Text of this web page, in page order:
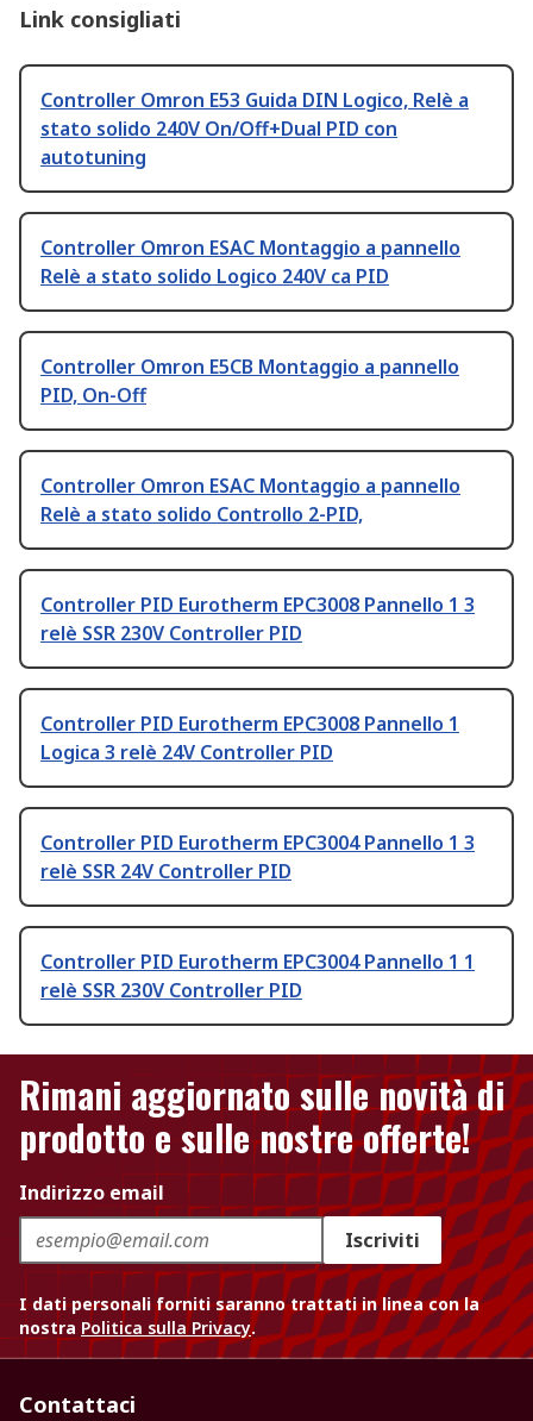
Link consigliati
Controller Omron E53 Guida DIN Logico, Relè a
stato solido 240V On/Off+Dual PID con
autotuning
Controller Omron ESAC Montaggio a pannello
Relè a stato solido Logico 240V ca PID
Controller Omron E5CB Montaggio a pannello
PID, On-Off
Controller Omron ESAC Montaggio a pannello
Relè a stato solido Controllo 2-PID,
Controller PID Eurotherm EPC3008 Pannello 1 3
relè SSR 230V Controller PID
Controller PID Eurotherm EPC3008 Pannello 1
Logica 3 relè 24V Controller PID
Controller PID Eurotherm EPC3004 Pannello 1 3
relè SSR 24V Controller PID
Controller PID Eurotherm EPC3004 Pannello 1 1
relè SSR 230V Controller PID
Rimani aggiornato sulle novità di
prodotto e sulle nostre offerte!
Indirizzo email
Iscriviti
I dati personali forniti saranno trattati in linea con la
nostra Politica sulla Privacy.
Contattaci